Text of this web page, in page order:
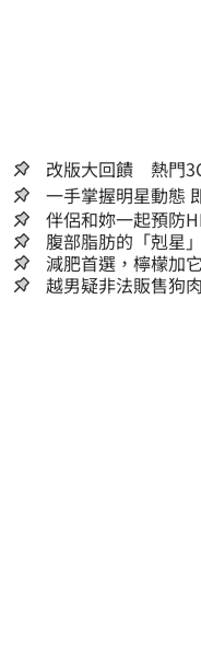
改版大回饋 熱門
伴侶和妳一起預防
腹部脂肪的「剋星
囊，瘦出小蠻腰
減肥首選，檸檬加
人生
越男疑非法販售狗